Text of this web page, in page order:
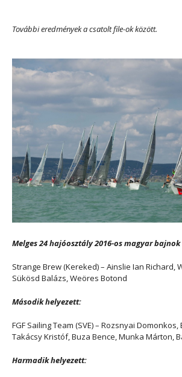
További eredmények a csatolt file-ok között.
Melges 24 hajóosztály 2016-os magyar
Strange Brew (Kereked) – Ainslie Ian Richard,
Sükösd Balázs, Weöres Botond
Második helyezett:
FGF Sailing Team (SVE) – Rozsnyai
Takácsy Kristóf, Buza Bence, Munka Márton,
Harmadik helyezett: